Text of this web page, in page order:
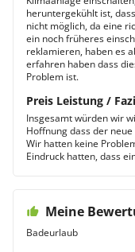
heruntergekühlt ist,
nicht möglich, da eine
ein noch früheres
reklamieren, haben es
erfahren haben dass
Problem ist.
Preis Leistung /
Insgesamt würden wir
Hoffnung dass der
Wir hatten keine
Eindruck hatten, dass
Meine
Badeurlaub